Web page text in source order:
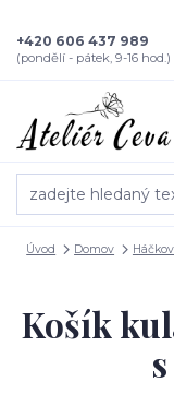
+420 606 437 989
(pondělí - pátek, 9-16 hod.)
Úvod Domov
Košík